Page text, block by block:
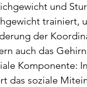
und
trainiert,
der
auch das
Komponente:
das soziale